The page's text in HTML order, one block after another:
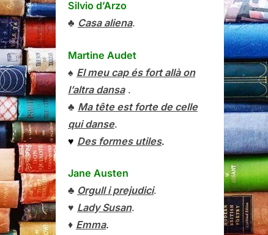
Silvio d’Arzo
♣ Casa aliena.
Martine Audet
♠ El meu cap és fort allà on
l’altra dansa.
♣ Ma tête est forte de celle
qui danse.
♥ Des formes utiles.
Jane Austen
♣ Orgull i prejudici.
♥ Lady Susan.
♦ Emma.